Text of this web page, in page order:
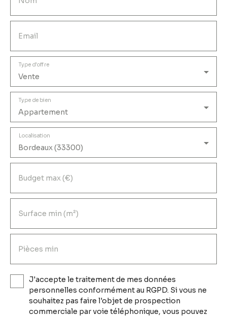
Email
Vente
Type d'offre
Appartement
Type de bien
Bordeaux (33300)
Localisation
Budget max (€)
Surface min (m²)
Pièces min
J'accepte le traitement de mes données
personnelles conformément au RGPD. Si vous ne
souhaitez pas faire l'objet de prospection
commerciale par voie téléphonique, vous pouvez